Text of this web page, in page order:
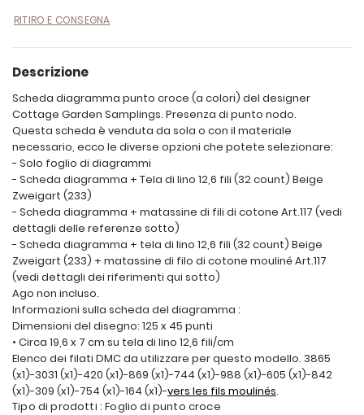
RITIRO E CONSEGNA
Descrizione
Scheda diagramma punto croce (a colori) del designer
Cottage Garden Samplings. Presenza di punto nodo.
Questa scheda è venduta da sola o con il materiale
necessario, ecco le diverse opzioni che potete selezionare:
- Solo foglio di diagrammi
- Scheda diagramma + Tela di lino 12,6 fili (32 count) Beige
Zweigart (233)
- Scheda diagramma + matassine di fili di cotone Art.117 (vedi
dettagli delle referenze sotto)
- Scheda diagramma + tela di lino 12,6 fili (32 count) Beige
Zweigart (233) + matassine di filo di cotone mouliné Art.117
(vedi dettagli dei riferimenti qui sotto)
Ago non incluso.
Informazioni sulla scheda del diagramma :
Dimensioni del disegno: 125 x 45 punti
• Circa 19,6 x 7 cm su tela di lino 12,6 fili/cm
Elenco dei filati DMC da utilizzare per questo modello. 3865
(x1)-3031 (x1)-420 (x1)-869 (x1)-744 (x1)-988 (x1)-605 (x1)-842
(x1)-309 (x1)-754 (x1)-164 (x1)-vers les fils moulinés.
Tipo di prodotti : Foglio di punto croce